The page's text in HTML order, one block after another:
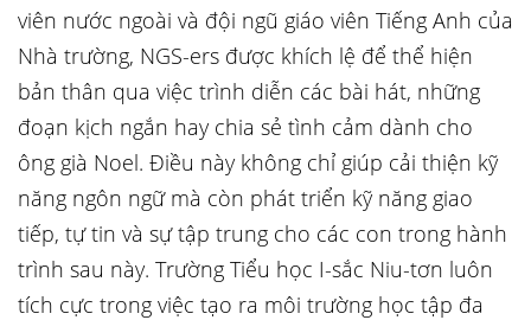
viên nước ngoài và đội ngũ giáo viên Tiếng Anh của
Nhà trường, NGS-ers được khích lệ để thể hiện
bản thân qua việc trình diễn các bài hát, những
đoạn kịch ngắn hay chia sẻ tình cảm dành cho
ông già Noel. Điều này không chỉ giúp cải thiện kỹ
năng ngôn ngữ mà còn phát triển kỹ năng giao
tiếp, tự tin và sự tập trung cho các con trong hành
trình sau này. Trường Tiểu học I-sắc Niu-tơn luôn
tích cực trong việc tạo ra môi trường học tập đa